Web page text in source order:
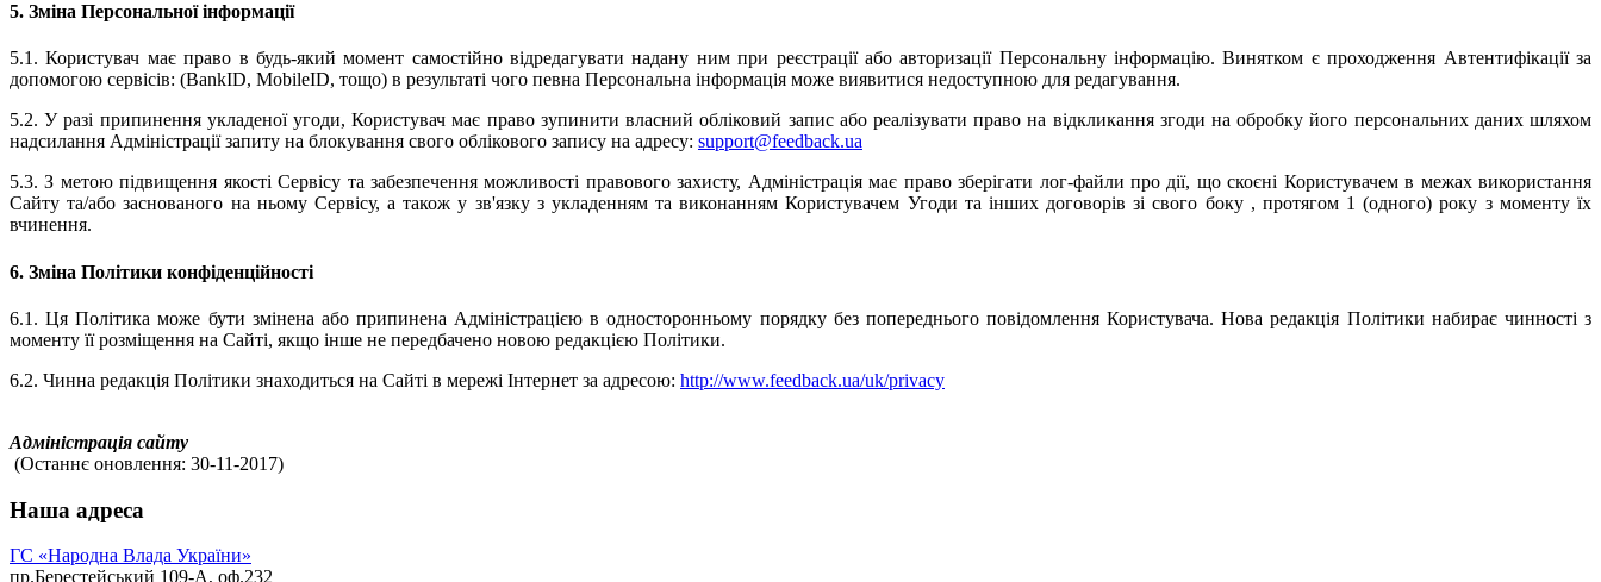
5. Зміна Персональної інформації
5.1. Користувач має право в будь-який момент самостійно відредагувати надану ним при реєстрації або авторизації Персональну інформацію. Винятком є проходження Автентифікації за
допомогою сервісів: (BankID, MobileID, тощо) в результаті чого певна Персональна інформація може виявитися недоступною для редагування.
5.2. У разі припинення укладеної угоди, Користувач має право зупинити власний обліковий запис або реалізувати право на відкликання згоди на обробку його персональних даних шляхом
надсилання Адміністрації запиту на блокування свого облікового запису на адресу: support@feedback.ua
5.3. З метою підвищення якості Сервісу та забезпечення можливості правового захисту, Адміністрація має право зберігати лог-файли про дії, що скоєні Користувачем в межах використання
Сайту та/або заснованого на ньому Сервісу, а також у зв'язку з укладенням та виконанням Користувачем Угоди та інших договорів зі свого боку , протягом 1 (одного) року з моменту їх
вчинення.
6. Зміна Політики конфіденційності
6.1. Ця Політика може бути змінена або припинена Адміністрацією в односторонньому порядку без попереднього повідомлення Користувача. Нова редакція Політики набирає чинності з
моменту її розміщення на Сайті, якщо інше не передбачено новою редакцією Політики.
6.2. Чинна редакція Політики знаходиться на Сайті в мережі Інтернет за адресою: http://www.feedback.ua/uk/privacy
Адміністрація сайту
(Останнє оновлення: 30-11-2017)
Наша адреса
ГС «Народна Влада України»
пр.Берестейський 109-А, оф.232